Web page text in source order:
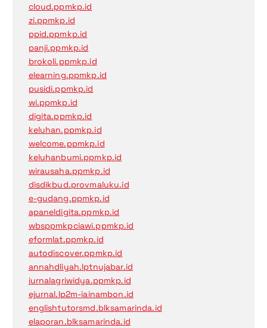
cloud.ppmkp.id
zi.ppmkp.id
ppid.ppmkp.id
panji.ppmkp.id
brokoli.ppmkp.id
elearning.ppmkp.id
pusidi.ppmkp.id
wi.ppmkp.id
digita.ppmkp.id
keluhan.ppmkp.id
welcome.ppmkp.id
keluhanbumi.ppmkp.id
wirausaha.ppmkp.id
disdikbud.provmaluku.id
e-gudang.ppmkp.id
apaneldigita.ppmkp.id
wbsppmkpciawi.ppmkp.id
eformlat.ppmkp.id
autodiscover.ppmkp.id
annahdliyah.lptnujabar.id
jurnalagriwidya.ppmkp.id
ejurnal.lp2m-iainambon.id
englishtutorsmd.blksamarinda.id
elaporan.blksamarinda.id